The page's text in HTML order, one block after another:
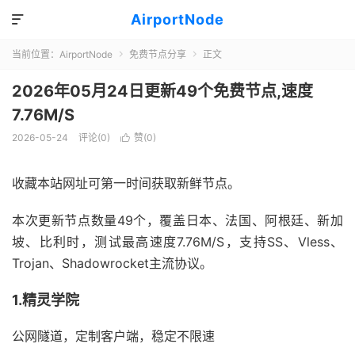
AirportNode

当前位置： AirportNode  免费节点分享  正文
2026年05月24日更新49个免费节点,速度
7.76M/S
2026-05-24 评论(0)  赞(0)
收藏本站网址可第一时间获取新鲜节点。
本次更新节点数量49个，覆盖日本、法国、阿根廷、新加
坡、比利时，测试最高速度7.76M/S，支持SS、Vless、
Trojan、Shadowrocket主流协议。
1.精灵学院
公网隧道，定制客户端，稳定不限速